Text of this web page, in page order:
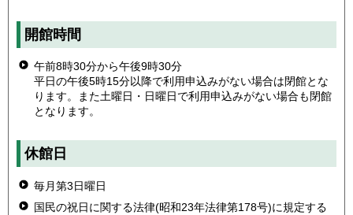
開館時間
午前8時30分から午後9時30分
平日の午後5時15分以降で利用申込みがない場合は閉館とな
ります。また土曜日・日曜日で利用申込みがない場合も閉館
となります。
休館日
毎月第3日曜日
国民の祝日に関する法律(昭和23年法律第178号)に規定する